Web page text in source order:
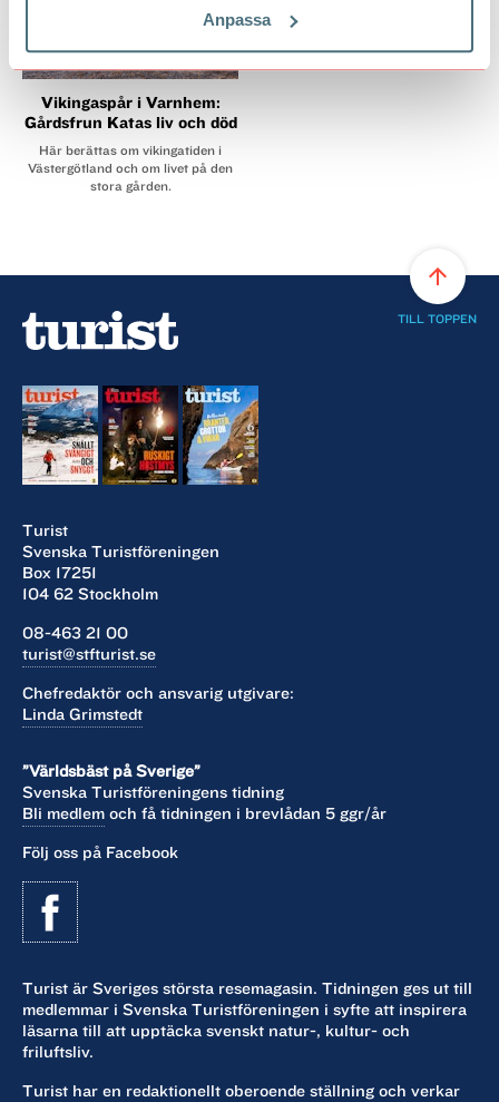
Anpassa
Vikingaspår i Varnhem:
Gårdsfrun Katas liv och död
Här berättas om vikingatiden i
Västergötland och om livet på den
stora gården.
Turist
Svenska Turistföreningen
Box 17251
104 62 Stockholm
08-463 21 00
turist@stfturist.se
Chefredaktör och ansvarig utgivare:
Linda Grimstedt
”Världsbäst på Sverige”
Svenska Turistföreningens tidning
Bli medlem och få tidningen i brevlådan 5 ggr/år
Följ oss på Facebook
Turist är Sveriges största resemagasin. Tidningen ges ut till
medlemmar i Svenska Turistföreningen i syfte att inspirera
läsarna till att upptäcka svenskt natur-, kultur- och
friluftsliv.
Turist har en redaktionellt oberoende ställning och verkar
arrow_upward
TILL TOPPEN